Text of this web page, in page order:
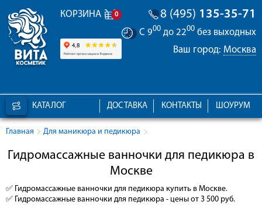
КОРЗИНА 0 8 (495) 135-35-71
С 900 до 2200 без выходных
Ваш город: Москва
КАТАЛОГ ШОУРУМ
КОНТАКТЫ
ДОСТАВКА
Главная Для маникюра и педикюра
Гидромассажные ванночки для педикюра в
Москве
✅ Гидромассажные ванночки для педикюра купить в Москве.
✅ Гидромассажные ванночки для педикюра - цены от 3 500 руб.